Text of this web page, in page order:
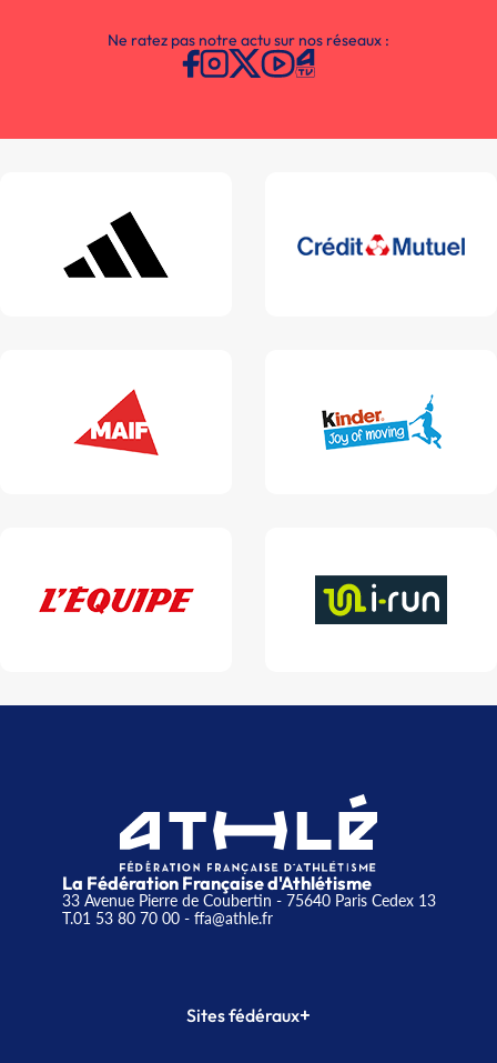
Ne ratez pas notre actu sur nos réseaux :
La Fédération Française d'Athlétisme
33 Avenue Pierre de Coubertin - 75640 Paris Cedex 13
T.01 53 80 70 00- ffa@athle.fr
Sites fédéraux+